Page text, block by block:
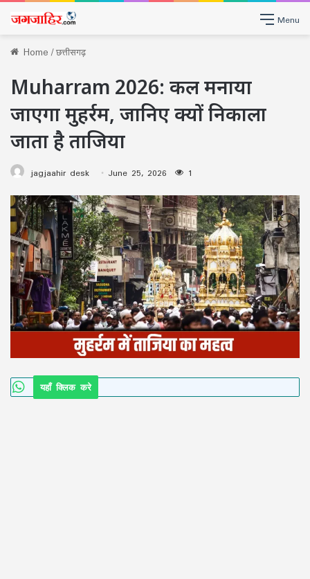
Menu
Home/छत्तीसगढ़
Muharram 2026: कल मनाया
जाएगा मुहर्रम, जानिए क्यों निकाला
जाता है ताजिया
jagjaahir desk June 25, 2026 1
यहाँ क्लिक करे